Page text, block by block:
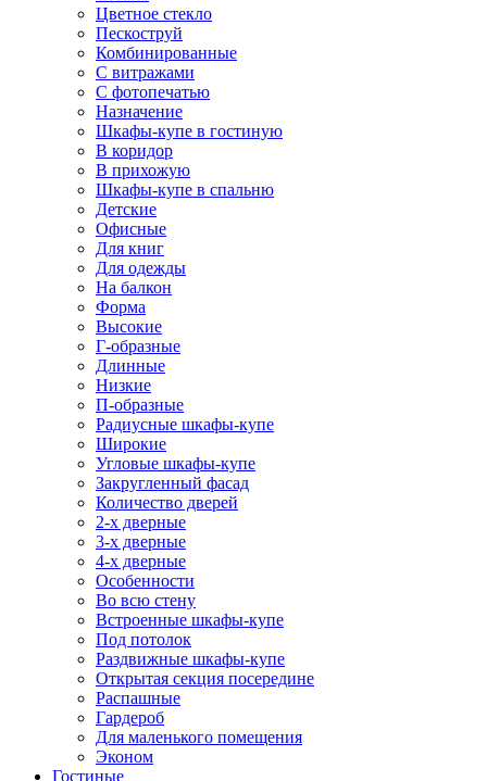
Цветное стекло
Пескоструй
Комбинированные
С витражами
С фотопечатью
Назначение
Шкафы-купе в гостиную
В коридор
В прихожую
Шкафы-купе в спальню
Детские
Офисные
Для книг
Для одежды
На балкон
Форма
Высокие
Г-образные
Длинные
Низкие
П-образные
Радиусные шкафы-купе
Широкие
Угловые шкафы-купе
Закругленный фасад
Количество дверей
2-х дверные
3-х дверные
4-х дверные
Особенности
Во всю стену
Встроенные шкафы-купе
Под потолок
Раздвижные шкафы-купе
Открытая секция посередине
Распашные
Гардероб
Для маленького помещения
Эконом
Гостиные